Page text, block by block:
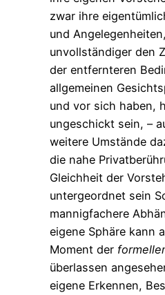
zwar ihre
und
unvollständiger den
der entfernteren
allgemeinen
und vor sich haben,
ungeschickt sein, –
weitere Umstände
die nahe
Gleichheit der
untergeordnet sein
mannigfachere
eigene Sphäre kann
Moment der
überlassen
eigene Erkennen,